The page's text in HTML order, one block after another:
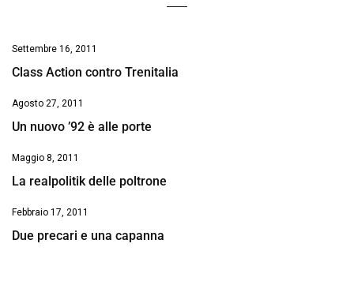
Settembre 16, 2011
Class Action contro Trenitalia
Agosto 27, 2011
Un nuovo ’92 è alle porte
Maggio 8, 2011
La realpolitik delle poltrone
Febbraio 17, 2011
Due precari e una capanna